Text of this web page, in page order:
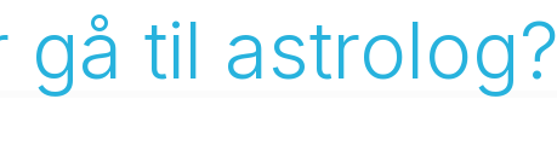
gå til astrolog?